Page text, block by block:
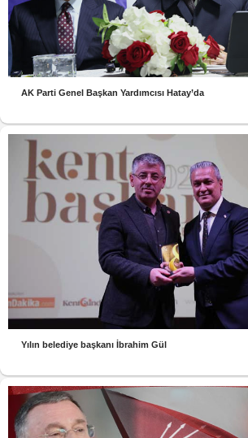
AK Parti Genel Başkan Yardımcısı Hatay’da
Yılın belediye başkanı İbrahim Gül